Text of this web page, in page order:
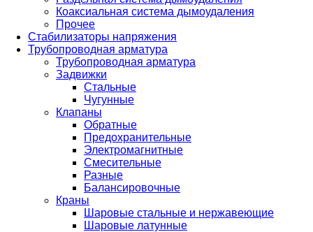
Коаксиальная система дымоудаления
Прочее
Стабилизаторы напряжения
Трубопроводная арматура
Трубопроводная арматура
Задвижки
Стальные
Чугунные
Клапаны
Обратные
Предохранительные
Электромагнитные
Смесительные
Разные
Балансировочные
Краны
Шаровые стальные и нержавеющие
Шаровые латунные